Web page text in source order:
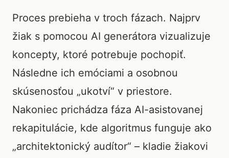
Proces prebieha v troch fázach. Najprv
žiak s pomocou AI generátora vizualizuje
koncepty, ktoré potrebuje pochopiť.
Následne ich emóciami a osobnou
skúsenosťou „ukotví“ v priestore.
Nakoniec prichádza fáza AI-asistovanej
rekapitulácie, kde algoritmus funguje ako
„architektonický audítor“ – kladie žiakovi